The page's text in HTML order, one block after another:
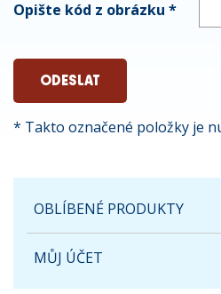
Opište kód z obrázku *
* Takto označené položky je
OBLÍBENÉ PRODUKTY
MŮJ ÚČET